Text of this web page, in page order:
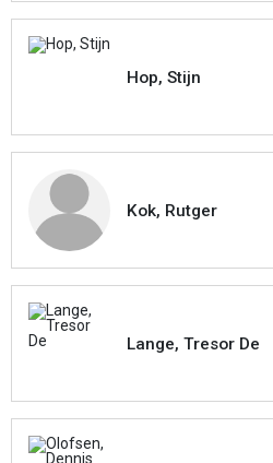
Hop, Stijn
Kok, Rutger
Lange, Tresor De